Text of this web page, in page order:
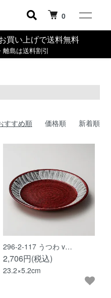
0
買い上げで送料無料
島は送料割引
すすめ順 価格順 新着順
296-2-117 うつわ v…
2,706円(税込)
23.2×5.2cm